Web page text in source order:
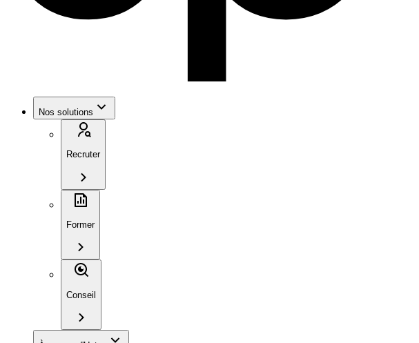
Nos solutions
Recruter
Former
Conseil